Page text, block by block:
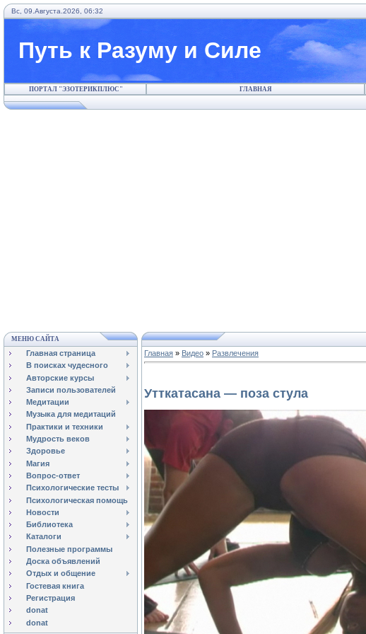
Вс, 09.Августа.2026, 06:32
Путь к Разуму и Силе
ПОРТАЛ "ЭЗОТЕРИКПЛЮС" ГЛАВНАЯ
МЕНЮ САЙТА
Главная страница
В поисках чудесного
Авторские курсы
Записи пользователей
Медитации
Музыка для медитаций
Практики и техники
Мудрость веков
Здоровье
Магия
Вопрос-ответ
Психологические тесты
Психологическая помощь
Новости
Библиотека
Каталоги
Полезные программы
Доска объявлений
Отдых и общение
Гостевая книга
Регистрация
donat
donat
Главная » Видео » Развлечения
Утткатасана — поза стула